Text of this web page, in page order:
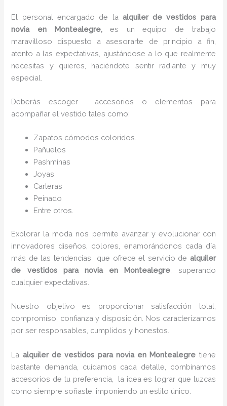
El personal encargado de la alquiler de vestidos para
novia en Montealegre,es un equipo de trabajo
maravilloso dispuesto a asesorarte de principio a fin,
atento a las expectativas, ajustándose a lo que realmente
necesitas y quieres, haciéndote sentir radiante y muy
especial.
Deberás escoger accesorios o elementos para
acompañar el vestido tales como:
Zapatos cómodos coloridos.
Pañuelos
Pashminas
Joyas
Carteras
Peinado
Entre otros.
Explorar la moda nos permite avanzar y evolucionar con
innovadores diseños, colores, enamorándonos cada día
más de las tendencias que ofrece el servicio de alquiler
de vestidos para novia en Montealegre , superando
cualquier expectativas.
Nuestro objetivo es proporcionar satisfacción total,
compromiso, confianza y disposición. Nos caracterizamos
por ser responsables, cumplidos y honestos.
La alquiler de vestidos para novia en Montealegre tiene
bastante demanda, cuidamos cada detalle, combinamos
accesorios de tu preferencia, la idea es lograr que luzcas
como siempre soñaste, imponiendo un estilo único.